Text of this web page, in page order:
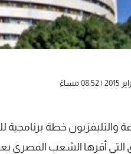
والتليفزيون خطة برنامجية
التي أقرها الشعب المصرى